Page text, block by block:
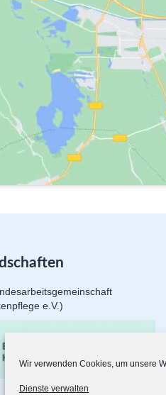
Wir verwenden Cookies, um unsere
Dienste verwalten
e.V.)